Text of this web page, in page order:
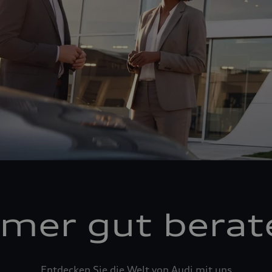
gut
Entdecken Sie die Welt von Audi mit uns